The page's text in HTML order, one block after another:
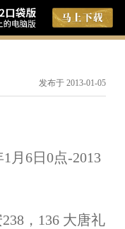
发布于 2013-01-05
6日0点-2013
，136 大唐礼